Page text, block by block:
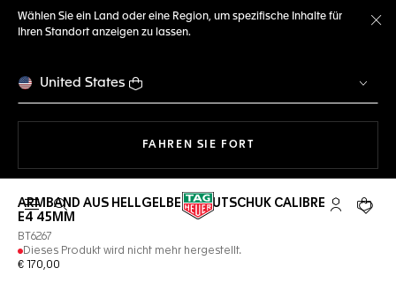
Wählen Sie ein Land oder eine Region, um spezifische Inhalte für
Ihren Standort anzeigen zu lassen.
United States
FAHREN SIE FORTMIT DER NAVIGATION
Suche öffnen My TAG
Ihr
ARMBAND AUS HELLGELBEM KAUTSCHUK CALIBRE
E4 45MM
BT6267
Dieses Produkt wird nicht mehr hergestellt.
€ 170,00